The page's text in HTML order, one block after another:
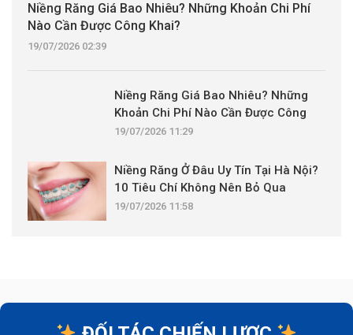
Niềng Răng Giá Bao Nhiêu? Những Khoản Chi Phí
Nào Cần Được Công Khai?
19/07/2026 02:39
Niềng Răng Giá Bao Nhiêu? Những
Khoản Chi Phí Nào Cần Được Công
Khai?
19/07/2026 11:29
Niềng Răng Ở Đâu Uy Tín Tại Hà Nội?
10 Tiêu Chí Không Nên Bỏ Qua
19/07/2026 11:58